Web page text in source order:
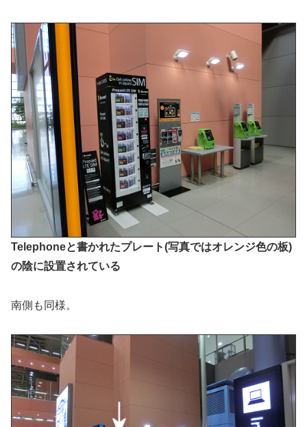
Telephoneと書かれたプレート(写真ではオレンジ色の板)
の陰に設置されている
南側も同様。